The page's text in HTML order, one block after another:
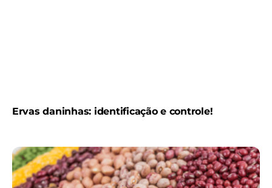
Ervas daninhas: identificação e controle!